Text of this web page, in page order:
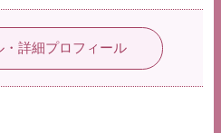
・詳細プロフィール